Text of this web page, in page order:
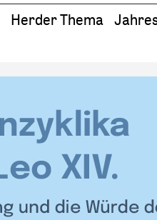
Herder Thema